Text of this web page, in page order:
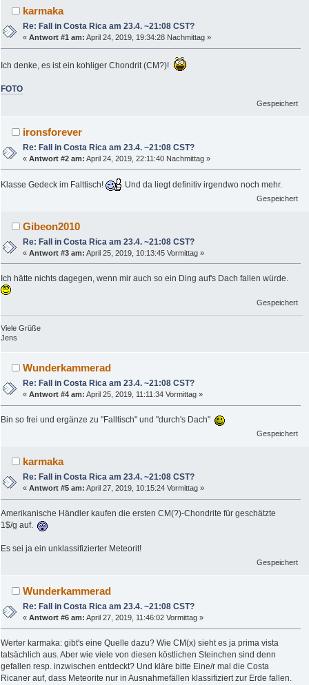
karmaka
Re: Fall in Costa Rica am 23.4. ~21:08 CST?
«Antwort #1 am: April 24, 2019, 19:34:28 Nachmittag »
Ich denke, es ist ein kohliger Chondrit (CM?)!
FOTO
Gespeichert
ironsforever
Re: Fall in Costa Rica am 23.4. ~21:08 CST?
«Antwort #2 am: April 24, 2019, 22:11:40 Nachmittag »
Klasse Gedeck im Falttisch! Und da liegt definitiv irgendwo noch mehr.
Gespeichert
Gibeon2010
Re: Fall in Costa Rica am 23.4. ~21:08 CST?
«Antwort #3 am: April 25, 2019, 10:13:45 Vormittag »
Ich hätte nichts dagegen, wenn mir auch so ein Ding auf's Dach fallen würde.
Gespeichert
Viele Grüße
Jens
Wunderkammerad
Re: Fall in Costa Rica am 23.4. ~21:08 CST?
«Antwort #4 am: April 25, 2019, 11:11:34 Vormittag »
Bin so frei und ergänze zu "Falltisch" und "durch's Dach"
Gespeichert
karmaka
Re: Fall in Costa Rica am 23.4. ~21:08 CST?
«Antwort #5 am: April 27, 2019, 10:15:24 Vormittag »
Amerikanische Händler kaufen die ersten CM(?)-Chondrite für geschätzte
1$/g auf.
Es sei ja ein unklassifizierter Meteorit!
Gespeichert
Wunderkammerad
Re: Fall in Costa Rica am 23.4. ~21:08 CST?
«Antwort #6 am: April 27, 2019, 11:46:02 Vormittag »
Werter karmaka: gibt's eine Quelle dazu? Wie CM(x) sieht es ja prima vista
tatsächlich aus. Aber wie viele von diesen köstlichen Steinchen sind denn
gefallen resp. inzwischen entdeckt? Und kläre bitte Eine/r mal die Costa
Ricaner auf, dass Meteorite nur in Ausnahmefällen klassifiziert zur Erde fallen.